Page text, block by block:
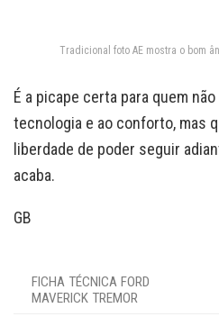
Tradicional foto AE mostra o bom
É a picape certa para quem
tecnologia e ao conforto, mas
liberdade de poder seguir
acaba.
GB
FICHA TÉCNICA FORD
MAVERICK TREMOR